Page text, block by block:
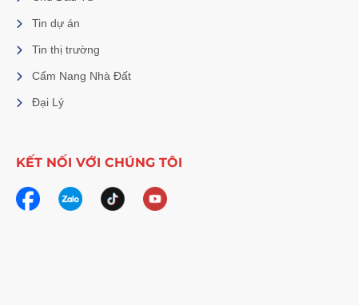
Tin dự án
Tin thị trường
Cẩm Nang Nhà Đất
Đại Lý
KẾT NỐI VỚI CHÚNG TÔI